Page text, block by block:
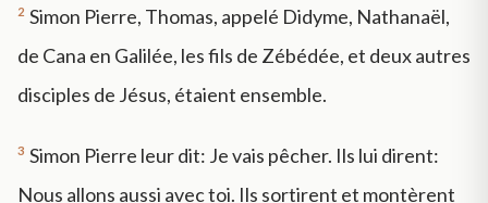
2 Simon Pierre, Thomas, appelé Didyme, Nathanaël,
de Cana en Galilée, les fils de Zébédée, et deux autres
disciples de Jésus, étaient ensemble.
3 Simon Pierre leur dit: Je vais pêcher. Ils lui dirent:
Nous allons aussi avec toi. Ils sortirent et montèrent